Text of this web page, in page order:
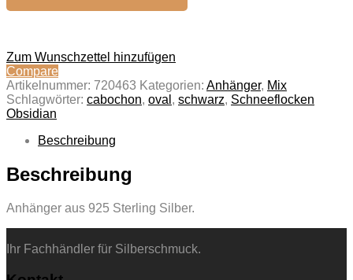
Zum Wunschzettel hinzufügen
Compare
Artikelnummer: 720463 Kategorien: Anhänger, Mix
Schlagwörter: cabochon, oval , schwarz, Schneeflocken
Obsidian
Beschreibung
Beschreibung
Anhänger aus 925 Sterling Silber.
Ihr Fachhändler für Silberschmuck.